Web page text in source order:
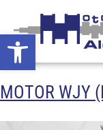
Abrir barra de
MOTOR WJY